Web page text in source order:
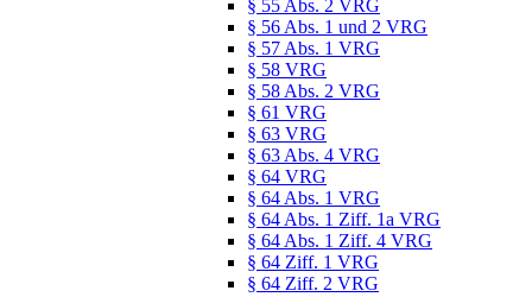
§ 55 Abs. 2 VRG
§ 56 Abs. 1 und 2 VRG
§ 57 Abs. 1 VRG
§ 58 VRG
§ 58 Abs. 2 VRG
§ 61 VRG
§ 63 VRG
§ 63 Abs. 4 VRG
§ 64 VRG
§ 64 Abs. 1 VRG
§ 64 Abs. 1 Ziff. 1a VRG
§ 64 Abs. 1 Ziff. 4 VRG
§ 64 Ziff. 1 VRG
§ 64 Ziff. 2 VRG